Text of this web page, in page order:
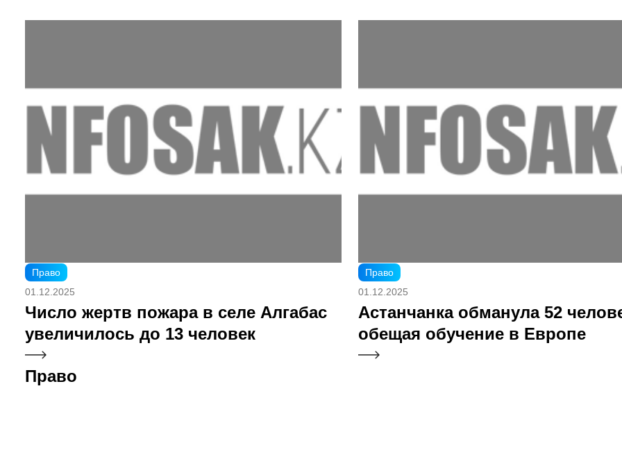
Право
01.12.2025
Число жертв пожара в селе Алгабас
увеличилось до 13 человек
Право
01.12.2025
Астанчанка обманула 52
обещая обучение в Европе
Право